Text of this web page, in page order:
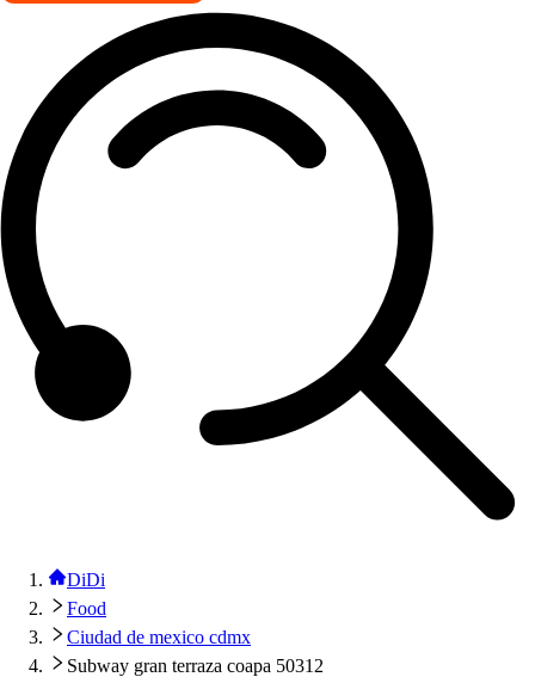
DiDi
Food
Ciudad de mexico cdmx
Subway gran terraza coapa 50312